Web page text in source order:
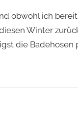
obwohl ich
Winter
die